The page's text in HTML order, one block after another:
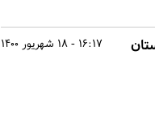
16:17 - 18 شهریور 1400